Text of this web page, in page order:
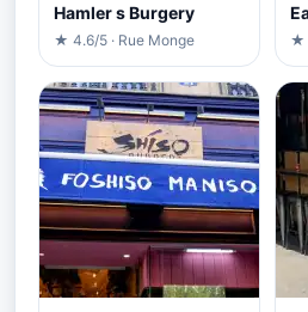
Hamler s Burgery
★ 4.6/5 · Rue Monge ★